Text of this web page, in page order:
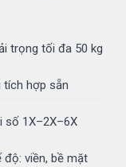
trọng tối đa 50 kg
tích hợp sẵn
số 1X–2X–6X
độ: viền, bề mặt